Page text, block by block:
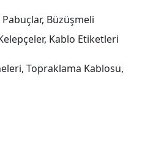
Pabuçlar, Büzüşmeli
Kablo Etiketleri
Topraklama Kablosu,